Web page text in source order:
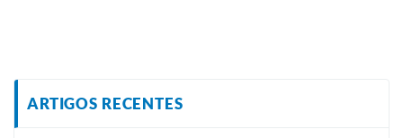
ARTIGOS RECENTES